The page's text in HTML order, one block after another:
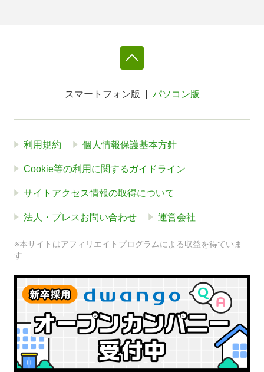
スマートフォン版 パソコン版
利用規約 個人情報保護基本方針
Cookie等の利用に関するガイドライン
サイトアクセス情報の取得について
法人・プレスお問い合わせ 運営会社
※本サイトはアフィリエイトプログラムによる収益を得ていま
す